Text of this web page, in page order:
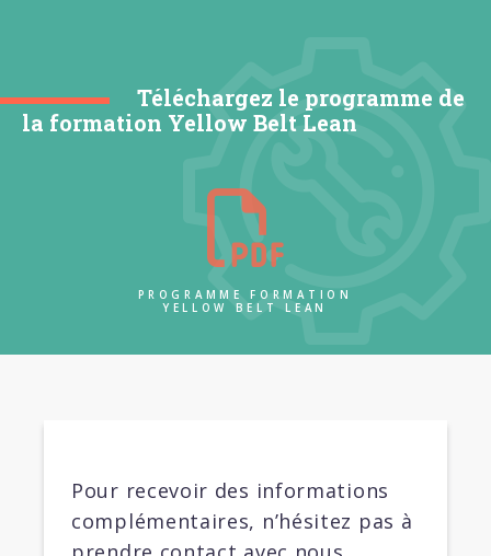
Téléchargez le programme de
la formation Yellow Belt Lean
PROGRAMME FORMATION
YELLOW BELT LEAN
Pour recevoir des informations
complémentaires, n’hésitez pas à